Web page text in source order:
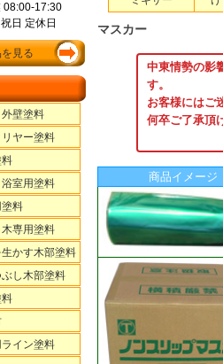
08:00-17:30
日 定休日
見る
壁塗料
ヤー塗料
料
室用塗料
塗料
専用塗料
かす木部塗料
し木部塗料
イン塗料
マスカー
中東情勢の影
す。
お客様にはご
何卒ご了承頂
商品イメージ